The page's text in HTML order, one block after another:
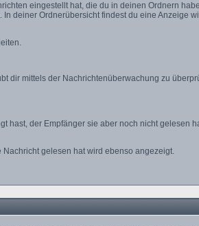
eingestellt hat, die du in deinen Ordnern
deiner Ordnerübersicht findest du eine Anzeige
dir mittels der Nachrichtenüberwachung zu
der Empfänger sie aber noch nicht gelesen
gelesen hat wird ebenso angezeigt.